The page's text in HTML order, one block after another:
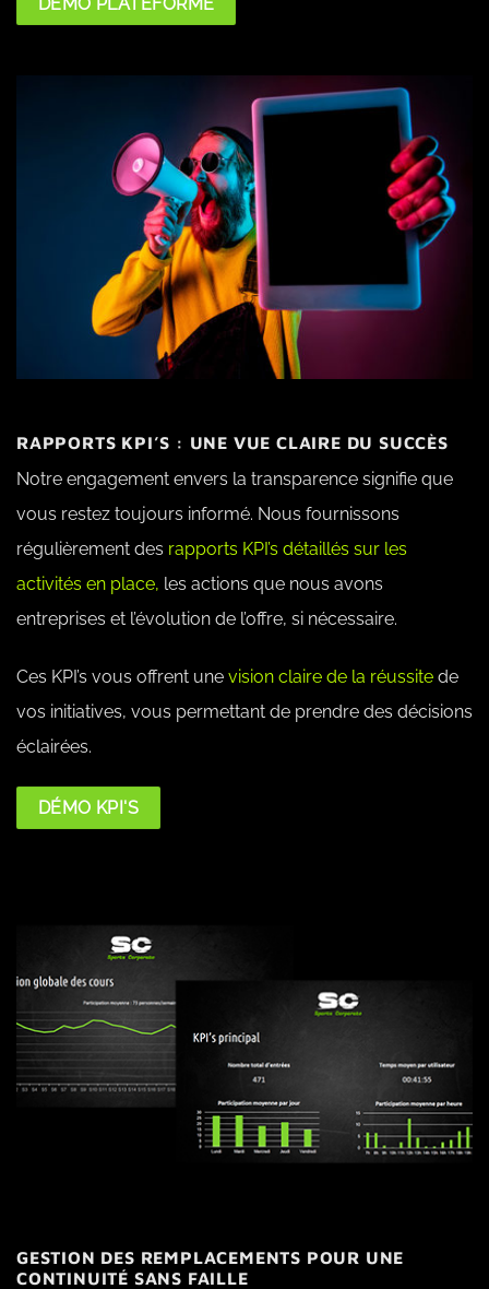
RAPPORTS KPI’S : UNE VUE CLAIRE DU SUCCÈS
Notre engagement envers la transparence signifie que
vous restez toujours informé. Nous fournissons
régulièrement des rapports KPI’s détaillés sur les
activités en place, les actions que nous avons
entreprises et l’évolution de l’offre, si nécessaire.
Ces KPI’s vous offrent une vision claire de la réussite de
vos initiatives, vous permettant de prendre des décisions
éclairées.
DÉMO KPI'S
GESTION DES REMPLACEMENTS POUR UNE
CONTINUITÉ SANS FAILLE